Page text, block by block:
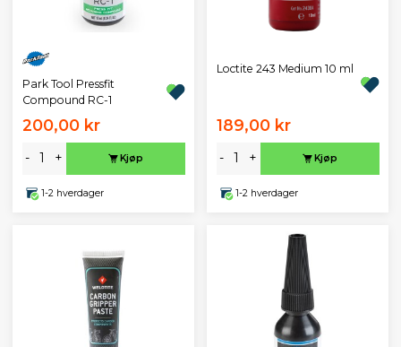
Park Tool Pressfit
Compound RC-1
200,00 kr
- + Kjøp
1-2 hverdager
Loctite 243 Medium 10 ml
189,00 kr
- + Kjøp
1-2 hverdager